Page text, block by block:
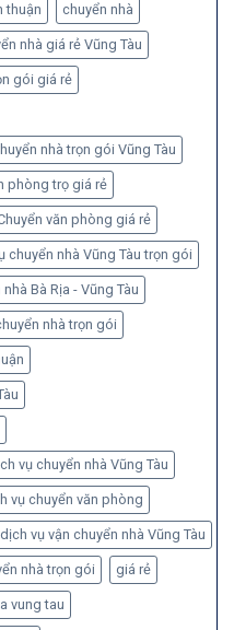
thuận chuyển nhà
nhà giá rẻ Vũng Tàu
gói giá rẻ
nhà trọn gói Vũng Tàu
phòng trọ giá rẻ
văn phòng giá rẻ
chuyển nhà Vũng Tàu trọn gói
Bà Rịa - Vũng Tàu
nhà trọn gói
vụ chuyển nhà Vũng Tàu
vụ chuyển văn phòng
dịch vụ vận chuyển nhà Vũng Tàu
nhà trọn gói giá rẻ
vung tau